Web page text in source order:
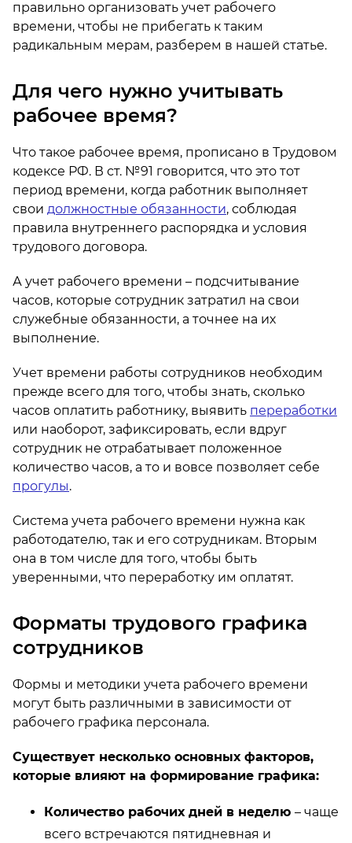
правильно организовать учет рабочего
времени, чтобы не прибегать к таким
радикальным мерам, разберем в нашей статье.
Для чего нужно учитывать
рабочее время?
Что такое рабочее время, прописано в Трудовом
кодексе РФ. В ст. №91 говорится, что это тот
период времени, когда работник выполняет
свои должностные обязанности, соблюдая
правила внутреннего распорядка и условия
трудового договора.
А учет рабочего времени – подсчитывание
часов, которые сотрудник затратил на свои
служебные обязанности, а точнее на их
выполнение.
Учет времени работы сотрудников необходим
прежде всего для того, чтобы знать, сколько
часов оплатить работнику, выявить переработки
или наоборот, зафиксировать, если вдруг
сотрудник не отрабатывает положенное
количество часов, а то и вовсе позволяет себе
прогулы.
Система учета рабочего времени нужна как
работодателю, так и его сотрудникам. Вторым
она в том числе для того, чтобы быть
уверенными, что переработку им оплатят.
Форматы трудового графика
сотрудников
Формы и методики учета рабочего времени
могут быть различными в зависимости от
рабочего графика персонала.
Существует несколько основных факторов,
которые влияют на формирование графика:
Количество рабочих дней в неделю – чаще
всего встречаются пятидневная и